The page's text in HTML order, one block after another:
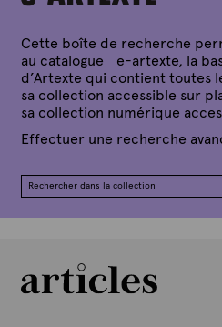
Cette boîte de recherche
au catalogue e-artexte, la
d’Artexte qui contient toutes
sa collection accessible sur
sa collection numérique
Effectuer une recherche